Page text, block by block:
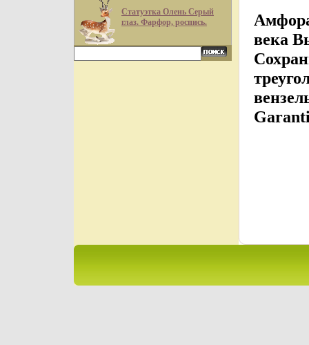
Статуэтка Олень Серый
глаз. Фарфор, роспись.
века